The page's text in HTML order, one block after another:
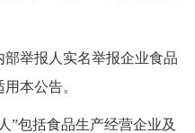
举报人实名举报企业食品
本公告。
”包括食品生产经营企业及